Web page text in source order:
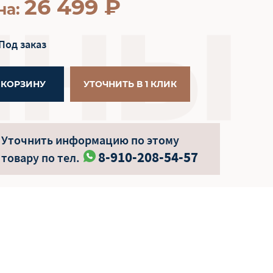
26 499 ₽
заказ
УТОЧНИТЬ В 1 КЛИК
Уточнить информацию по этому
товару по тел.
8-910-208-54-57